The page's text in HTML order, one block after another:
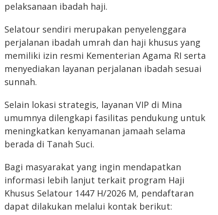
pelaksanaan ibadah haji.
Selatour sendiri merupakan penyelenggara
perjalanan ibadah umrah dan haji khusus yang
memiliki izin resmi Kementerian Agama RI serta
menyediakan layanan perjalanan ibadah sesuai
sunnah.
Selain lokasi strategis, layanan VIP di Mina
umumnya dilengkapi fasilitas pendukung untuk
meningkatkan kenyamanan jamaah selama
berada di Tanah Suci.
Bagi masyarakat yang ingin mendapatkan
informasi lebih lanjut terkait program Haji
Khusus Selatour 1447 H/2026 M, pendaftaran
dapat dilakukan melalui kontak berikut: